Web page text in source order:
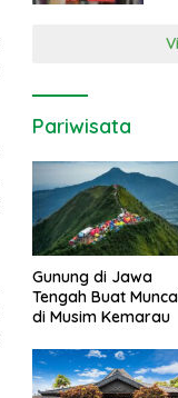
Pariwisata
Gunung di Jawa
Tengah Buat
di Musim Kemarau